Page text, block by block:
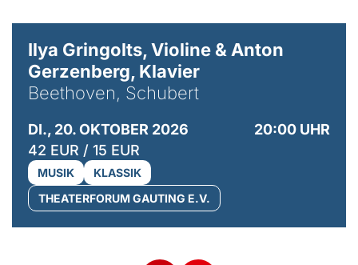
Ilya Gringolts, Violine & Anton
Gerzenberg, Klavier
Beethoven, Schubert
DI., 20. OKTOBER 2026
20:00 UHR
42 EUR / 15 EUR
MUSIK
KLASSIK
THEATERFORUM GAUTING E.V.